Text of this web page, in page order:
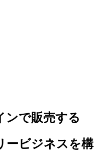
ンで販売する
ービジネスを構